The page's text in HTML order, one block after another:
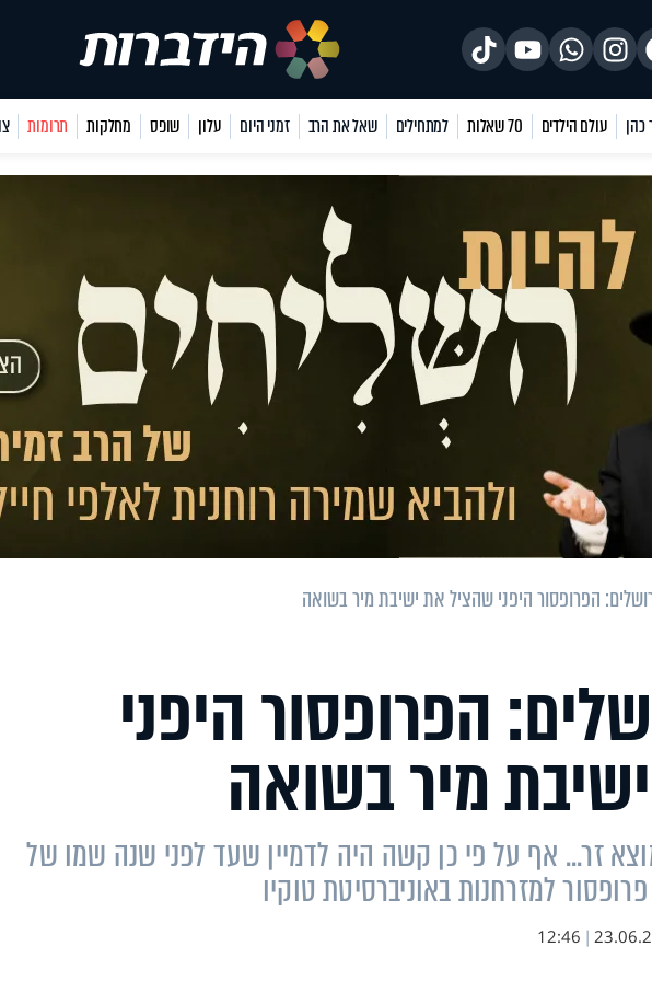
כהן עולם הילדים 70 שאלות למתחילים שאל את הרב זמני היום עלון שופס מחלקות תרומות
הפרופסור היפני שהציל את ישיבת מיר בשואה
הפרופסור היפני
מיר בשואה
זר... אף על פי כן קשה היה לדמיין שעד לפני שנה שמו של
למזרחנות באוניברסיטת טוקיו
|
12:46